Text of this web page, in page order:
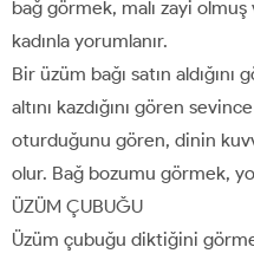
bağ görmek, malı zayi olmuş
kadınla yorumlanır.
Bir üzüm bağı satın
altını kazdığını gören
oturduğunu gören, dinin
olur. Bağ bozumu görmek,
ÜZÜM ÇUBUĞU
Üzüm çubuğu diktiğini